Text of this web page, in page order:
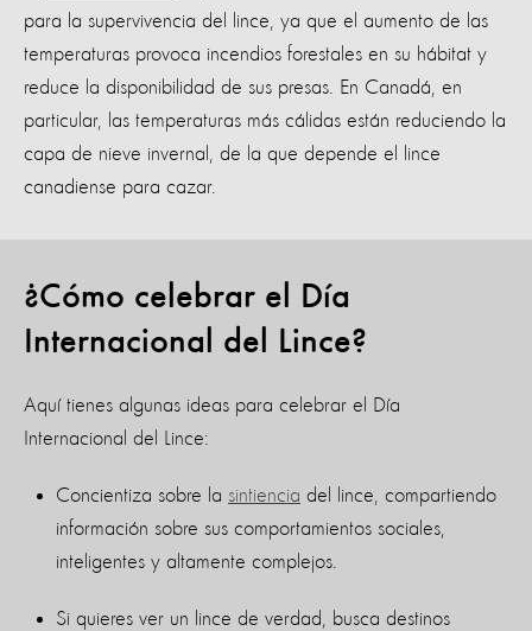
para la supervivencia del lince, ya que el aumento de las
temperaturas provoca incendios forestales en su hábitat y
reduce la disponibilidad de sus presas. En Canadá, en
particular, las temperaturas más cálidas están reduciendo la
capa de nieve invernal, de la que depende el lince
canadiense para cazar.
¿Cómo celebrar el Día
Internacional del Lince?
Aquí tienes algunas ideas para celebrar el Día
Internacional del Lince:
Concientiza sobre la sintiencia del lince, compartiendo
información sobre sus comportamientos sociales,
inteligentes y altamente complejos.
Si quieres ver un lince de verdad, busca destinos